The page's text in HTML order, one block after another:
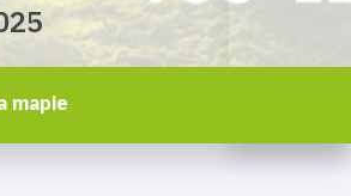
mapie